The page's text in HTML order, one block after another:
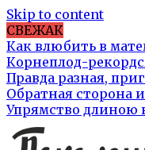
Skip to content
СВЕЖАК
Как влюбить в
Корнеплод-
Правда разная,
Обратная сторона
Упрямство длиною